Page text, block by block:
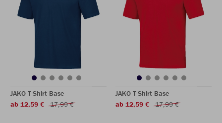
JAKO T-Shirt Base
ab 12,59 €
17,99 €
JAKO T-Shirt Base
ab 12,59 €
17,99 €